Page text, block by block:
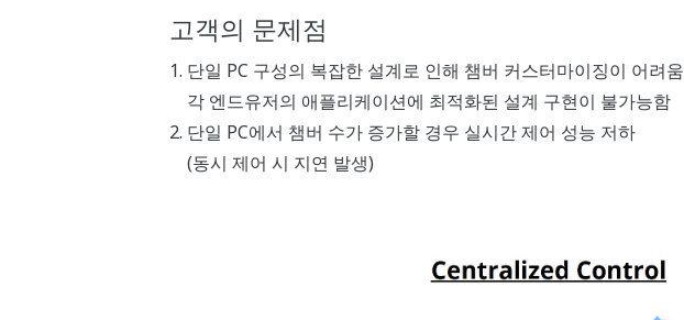
고객의 문제점
1. 단일 PC 구성의 복잡한 설계로 인해 챔버 커스터마이징이 어려움
각 엔드유저의 애플리케이션에 최적화된 설계 구현이 불가능함
2. 단일 PC에서 챔버 수가 증가할 경우 실시간 제어 성능 저하
(동시 제어 시 지연 발생)